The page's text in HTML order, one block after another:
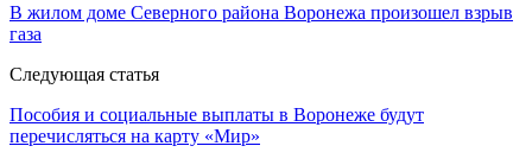
В жилом доме Северного района Воронежа произошел взрыв
газа
Следующая статья
Пособия и социальные выплаты в Воронеже будут
перечисляться на карту «Мир»